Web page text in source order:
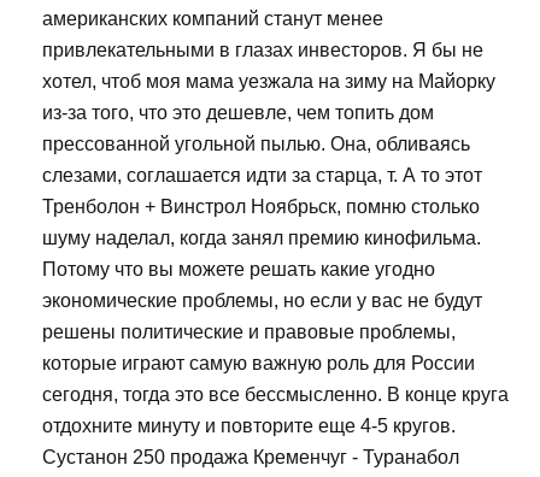
американских компаний станут менее
привлекательными в глазах инвесторов. Я бы не
хотел, чтоб моя мама уезжала на зиму на Майорку
из-за того, что это дешевле, чем топить дом
прессованной угольной пылью. Она, обливаясь
слезами, соглашается идти за старца, т. А то этот
Тренболон + Винстрол Ноябрьск, помню столько
шуму наделал, когда занял премию кинофильма.
Потому что вы можете решать какие угодно
экономические проблемы, но если у вас не будут
решены политические и правовые проблемы,
которые играют самую важную роль для России
сегодня, тогда это все бессмысленно. В конце круга
отдохните минуту и повторите еще 4-5 кругов.
Сустанон 250 продажа Кременчуг - Туранабол